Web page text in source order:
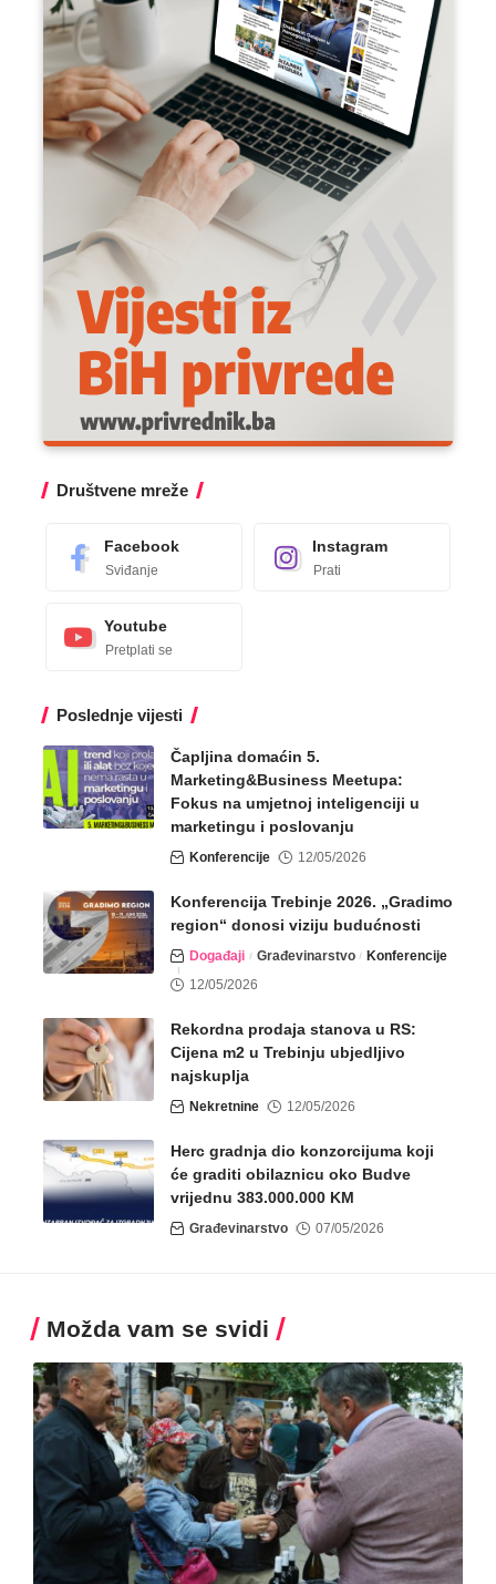
Društvene mreže
Facebook
Sviđanje
Instagram
Prati
Youtube
Pretplati se
Poslednje vijesti
Čapljina domaćin 5.
Marketing&Business Meetupa:
Fokus na umjetnoj inteligenciji u
marketingu i poslovanju
Konferencije 12/05/2026
Konferencija Trebinje 2026. „Gradimo
region“ donosi viziju budućnosti
Događaji Građevinarstvo
Konferencije
12/05/2026
Rekordna prodaja stanova u RS:
Cijena m2 u Trebinju ubjedljivo
najskuplja
Nekretnine 12/05/2026
Herc gradnja dio konzorcijuma koji
će graditi obilaznicu oko Budve
vrijednu 383.000.000 KM
Građevinarstvo 07/05/2026
Možda vam se svidi